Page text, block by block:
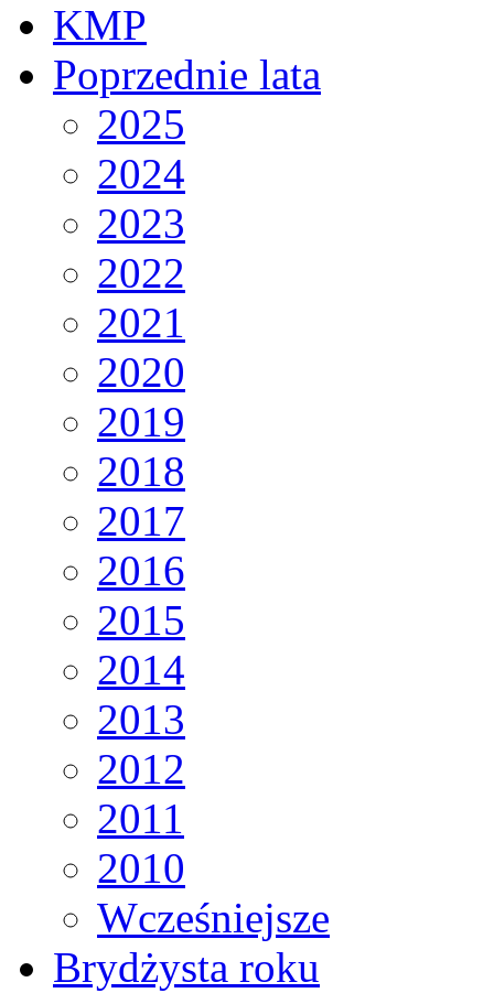
KMP
Poprzednie lata
2025
2024
2023
2022
2021
2020
2019
2018
2017
2016
2015
2014
2013
2012
2011
2010
Wcześniejsze
Brydżysta roku